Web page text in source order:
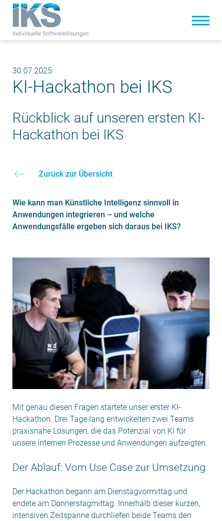
30.07.2025
KI-Hackathon bei IKS
Rückblick auf unseren ersten KI-
Hackathon bei IKS
Zurück zur Übersicht
Wie kann man Künstliche Intelligenz sinnvoll in
Anwendungen integrieren – und welche
Anwendungsfälle ergeben sich daraus bei IKS?
Mit genau diesen Fragen startete unser erster KI-
Hackathon. Drei Tage lang entwickelten zwei Teams
praxisnahe Lösungen, die das Potenzial von KI für
unsere internen Prozesse und Anwendungen aufzeigten.
Der Ablauf: Vom Use Case zur Umsetzung
Der Hackathon begann am Dienstagvormittag und
endete am Donnerstagmittag. Innerhalb dieser kurzen,
intensiven Zeitspanne durchliefen beide Teams den